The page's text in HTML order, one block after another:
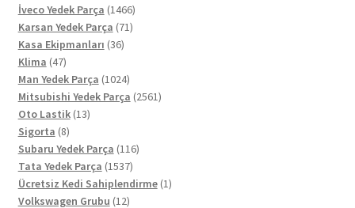
ürün
İveco Yedek Parça 14661466
ürün
Karsan Yedek Parça 7171
Kasa Ekipmanları 3636
Klima 4747
ürün
Man Yedek Parça 10241024
ürün
Mitsubishi Yedek Parça 25612561
Oto Lastik 1313
Sigorta 88
ürün
Subaru Yedek Parça 116116
Tata Yedek Parça 15371537
ürün
Ücretsiz Kedi Sahiplendirme 11
Volkswagen Grubu 1212